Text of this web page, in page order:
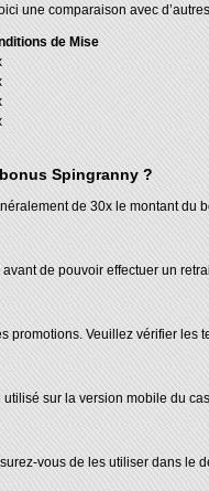
une comparaison avec
de Mise
Spingranny ?
de 30x le montant du
de pouvoir effectuer un
promotions. Veuillez vérifier les
utilisé sur la version mobile du
vous de les utiliser dans le